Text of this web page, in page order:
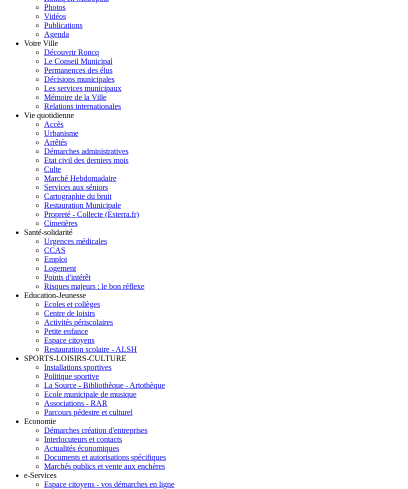
Photos
Vidéos
Publications
Agenda
Votre Ville
Découvrir Roncq
Le Conseil Municipal
Permanences des élus
Décisions municipales
Les services municipaux
Mémoire de la Ville
Relations internationales
Vie quotidienne
Accès
Urbanisme
Arrêtés
Démarches administratives
Etat civil des derniers mois
Culte
Marché Hebdomadaire
Services aux séniors
Cartographie du bruit
Restauration Municipale
Propreté - Collecte (Esterra.fr)
Cimetières
Santé-solidarité
Urgences médicales
CCAS
Emploi
Logement
Points d'intérêt
Risques majeurs : le bon réflexe
Education-Jeunesse
Ecoles et collèges
Centre de loisirs
Activités périscolaires
Petite enfance
Espace citoyens
Restauration scolaire - ALSH
SPORTS-LOISIRS-CULTURE
Installations sportives
Politique sportive
La Source - Bibliothèque - Artothèque
Ecole municipale de musique
Associations - RAR
Parcours pédestre et culturel
Economie
Démarches création d'entreprises
Interlocuteurs et contacts
Actualités économiques
Documents et autorisations spécifiques
Marchés publics et vente aux enchères
e-Services
Espace citoyens - vos démarches en ligne